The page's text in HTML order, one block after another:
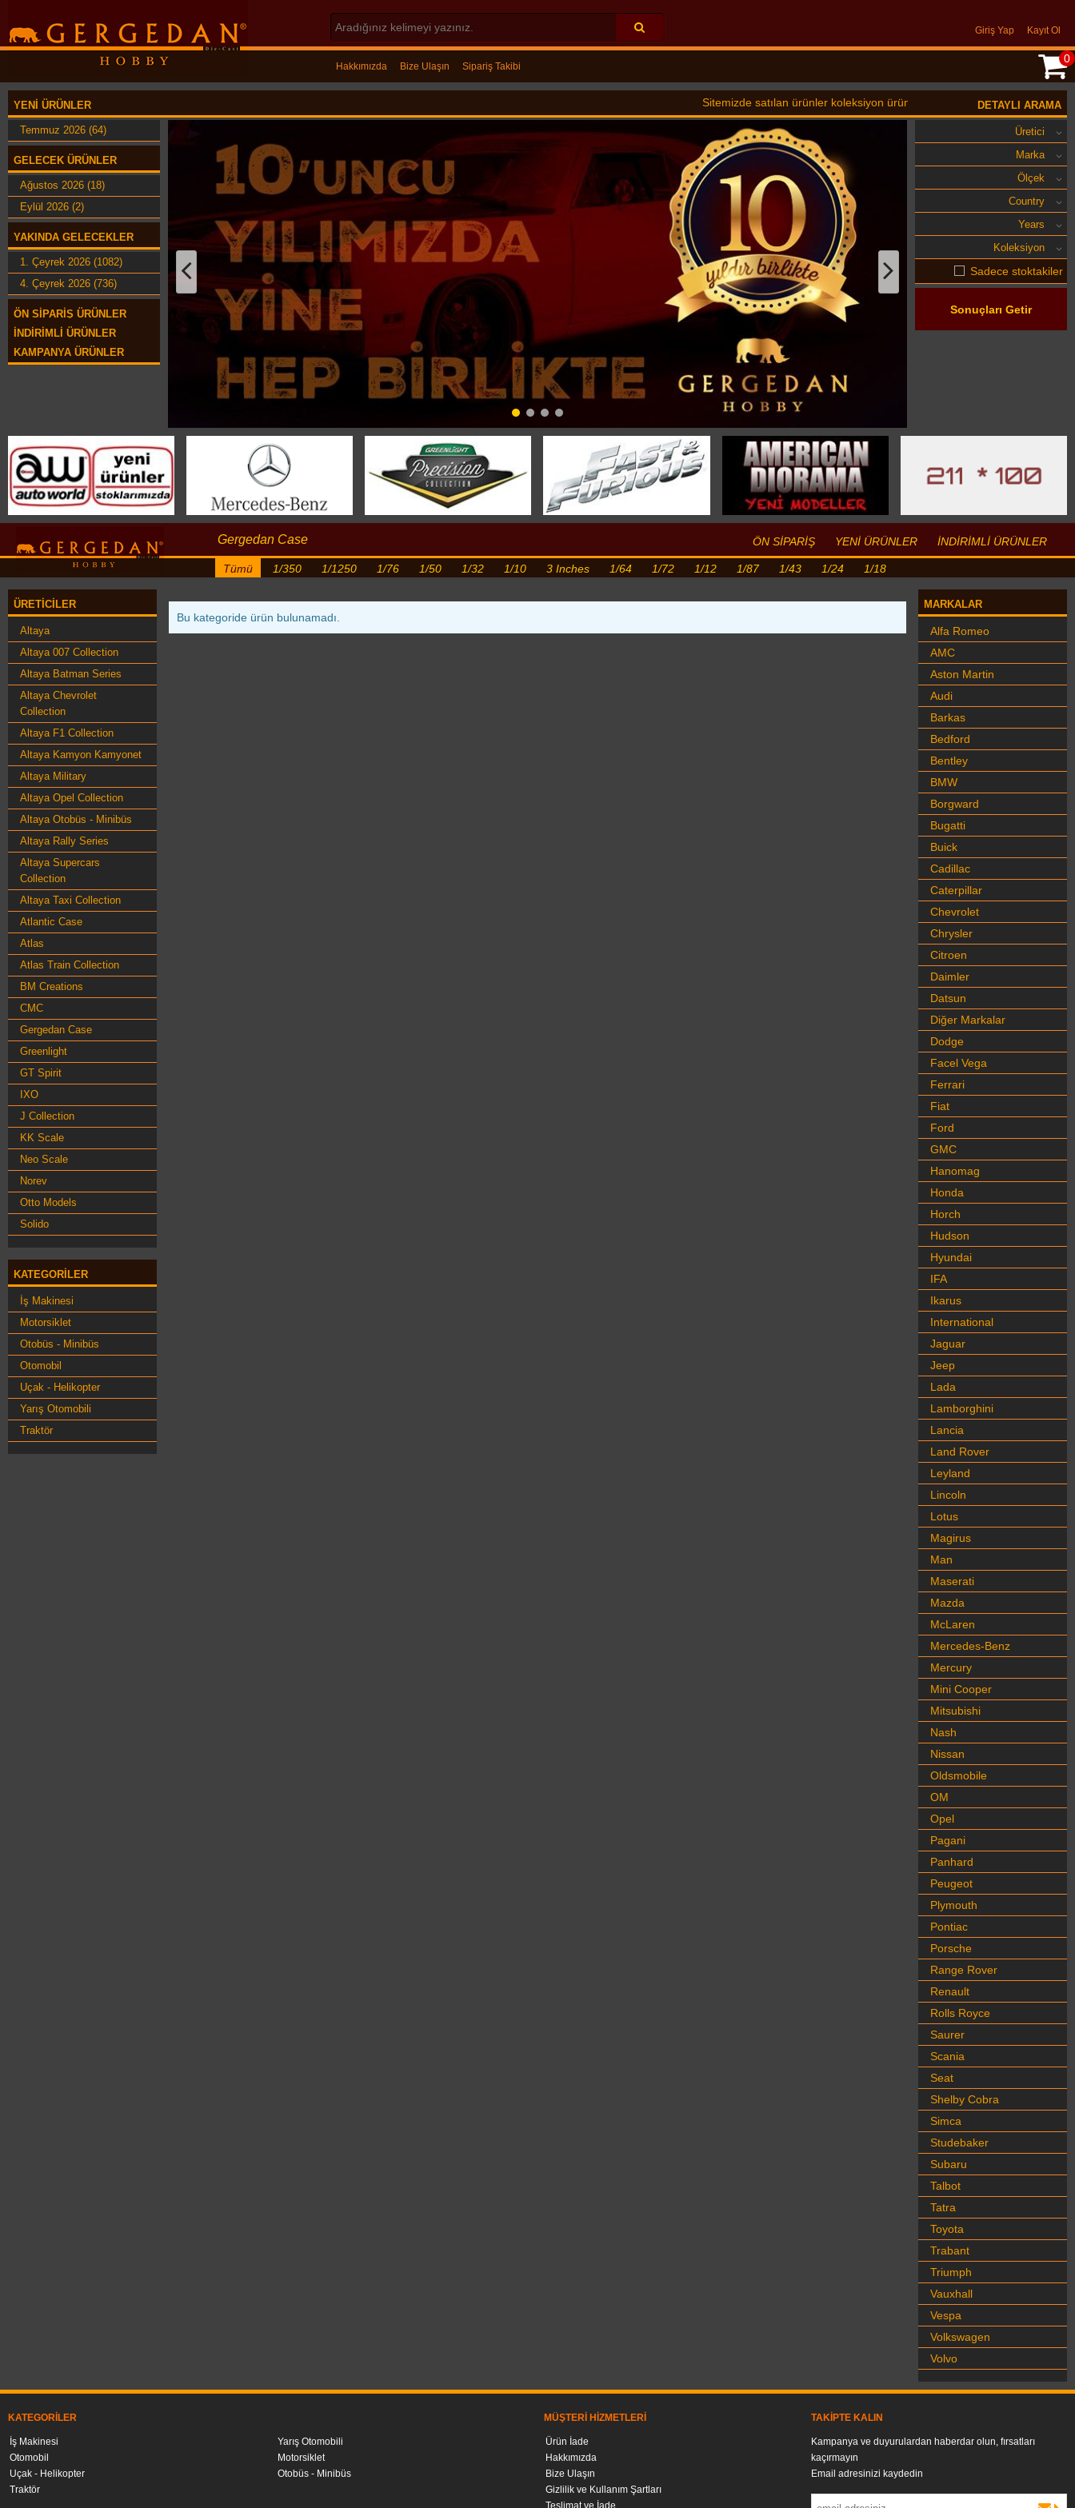
Giriş Yap Kayıt Ol
Hakkımızda Bize Ulaşın Sipariş Takibi
0
YENI ÜRÜNLER
Temmuz 2026 (64)
GELECEK ÜRÜNLER
Ağustos 2026 (18)
Eylül 2026 (2)
YAKINDA GELECEKLER
1. Çeyrek 2026 (1082)
4. Çeyrek 2026 (736)
ÖN SIPARIŞ ÜRÜNLER
İNDIRIMLI ÜRÜNLER
KAMPANYA ÜRÜNLER
Sitemizde satılan ürünler koleksiyon ürünüdür oyuncak değildir. 14 Yaş üstü için
DETAYLI ARAMA
Üretici
Marka
Ölçek
Country
Years
Koleksiyon
Sadece stoktakiler
Sonuçları Getir
Gergedan Case ÖN SİPARİŞ YENİ ÜRÜNLER İNDİRİMLİ ÜRÜNLER
Tümü 1/350 1/1250 1/76 1/50 1/32 1/10 3 Inches 1/64 1/72 1/12 1/87 1/43 1/24 1/18
ÜRETICILER
Altaya
Altaya 007 Collection
Altaya Batman Series
Altaya Chevrolet
Collection
Altaya F1 Collection
Altaya Kamyon Kamyonet
Altaya Military
Altaya Opel Collection
Altaya Otobüs - Minibüs
Altaya Rally Series
Altaya Supercars
Collection
Altaya Taxi Collection
Atlantic Case
Atlas
Atlas Train Collection
BM Creations
CMC
Gergedan Case
Greenlight
GT Spirit
IXO
J Collection
KK Scale
Neo Scale
Norev
Otto Models
Solido
KATEGORILER
İş Makinesi
Motorsiklet
Otobüs - Minibüs
Otomobil
Uçak - Helikopter
Yarış Otomobili
Traktör
Bu kategoride ürün bulunamadı.
MARKALAR
Alfa Romeo
AMC
Aston Martin
Audi
Barkas
Bedford
Bentley
BMW
Borgward
Bugatti
Buick
Cadillac
Caterpillar
Chevrolet
Chrysler
Citroen
Daimler
Datsun
Diğer Markalar
Dodge
Facel Vega
Ferrari
Fiat
Ford
GMC
Hanomag
Honda
Horch
Hudson
Hyundai
IFA
Ikarus
International
Jaguar
Jeep
Lada
Lamborghini
Lancia
Land Rover
Leyland
Lincoln
Lotus
Magirus
Man
Maserati
Mazda
McLaren
Mercedes-Benz
Mercury
Mini Cooper
Mitsubishi
Nash
Nissan
Oldsmobile
OM
Opel
Pagani
Panhard
Peugeot
Plymouth
Pontiac
Porsche
Range Rover
Renault
Rolls Royce
Saurer
Scania
Seat
Shelby Cobra
Simca
Studebaker
Subaru
Talbot
Tatra
Toyota
Trabant
Triumph
Vauxhall
Vespa
Volkswagen
Volvo
KATEGORILER
İş Makinesi
Yarış Otomobili
Otomobil
Motorsiklet
Uçak - Helikopter
Otobüs - Minibüs
Traktör
MÜŞTERI HIZMETLERI
Ürün İade
Hakkımızda
Bize Ulaşın
Gizlilik ve Kullanım Şartları
Teslimat ve İade
TAKIPTE KALIN
Kampanya ve duyurulardan haberdar olun, fırsatları
kaçırmayın
Email adresinizi kaydedin